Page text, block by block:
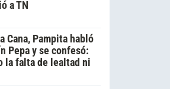
a TN
Cana, Pampita habló
Pepa y se confesó:
la falta de lealtad ni